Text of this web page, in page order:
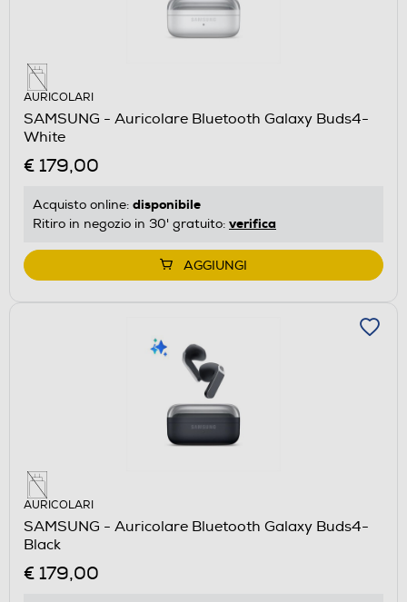
AURICOLARI
SAMSUNG - Auricolare Bluetooth Galaxy Buds4-
White
€ 179,00
Acquisto online: disponibile
Ritiro in negozio in 30' gratuito: verifica
AGGIUNGI
AURICOLARI
SAMSUNG - Auricolare Bluetooth Galaxy Buds4-
Black
€ 179,00